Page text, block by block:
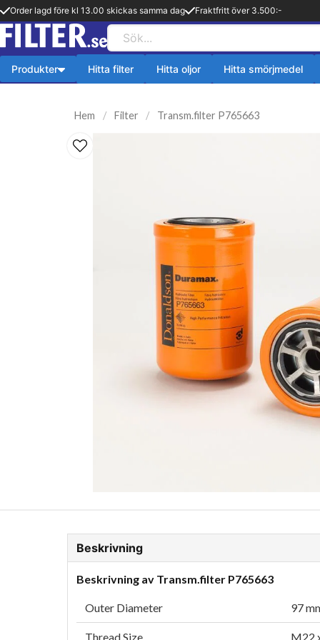
Order lagd före kl 13.00 skickas samma dag Fraktfritt över 3.500:-
Produkter
Payback 2 taktsolja
Övriga produkter
Q8-Produkter
Motorolja lätta fordon
Fordonskem
Motorolja tunga fordon
Hitta filter Hitta oljor Hitta smörjmedel
Hem Filter Transm.filter P765663
Beskrivning
Beskrivning av Transm.filter P765663
Outer Diameter 97
Thread Size M22